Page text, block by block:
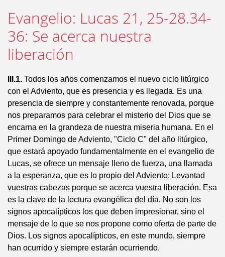
Evangelio: Lucas 21, 25-28.34-
36: Se acerca nuestra
liberación
III.1. Todos los años comenzamos el nuevo ciclo litúrgico
con el Adviento, que es presencia y es llegada. Es una
presencia de siempre y constantemente renovada, porque
nos preparamos para celebrar el misterio del Dios que se
encarna en la grandeza de nuestra miseria humana. En el
Primer Domingo de Adviento, "Ciclo C" del año litúrgico,
que estará apoyado fundamentalmente en el evangelio de
Lucas, se ofrece un mensaje lleno de fuerza, una llamada
a la esperanza, que es lo propio del Adviento: Levantad
vuestras cabezas porque se acerca vuestra liberación. Esa
es la clave de la lectura evangélica del día. No son los
signos apocalípticos los que deben impresionar, sino el
mensaje de lo que se nos propone como oferta de parte de
Dios. Los signos apocalípticos, en este mundo, siempre
han ocurrido y siempre estarán ocurriendo.